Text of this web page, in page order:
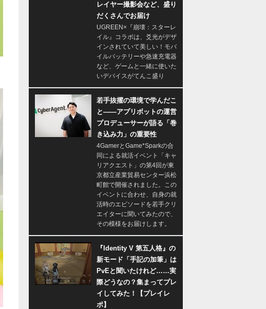
レイヤー撮影会など、盛り
だくさんでお届け
UGREEN×『崩壊：スターレ
イル』コラボは、爻光がデザ
インされていて美しい！モバ
イルバッテリーや急速充電器
など、ゲームと一緒に使いた
いデバイスがてんこ盛り
若手抜擢の環境で学んだこ
と――アプリボットの運営
プロデューサーが語る「巻
き込み力」の重要性
4GamerとGame*Sparkの合
同による就活イベント「キャ
リアクエスト」の第4回が東
京都立産業貿易センター浜松
町館で開催されました。この
イベントに合わせ、自身の就
活時のエピソードを若手クリ
エイターに聞いてみたので、
その模様をお届けします。
『Identity V 第五人格』の
新モード「手記の加筆」は
PvEと聞いたけれど……実
際どうなの？集まってプレ
イしてみた！【プレイレ
ポ】